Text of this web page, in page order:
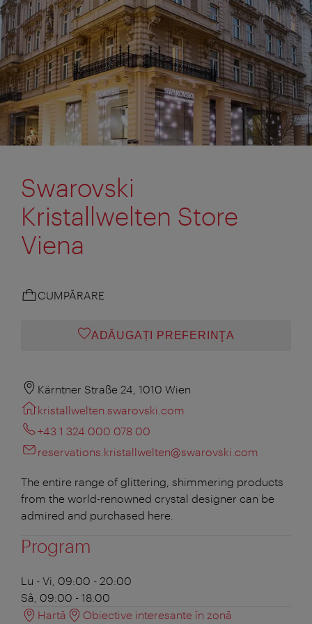
Swarovski
Kristallwelten Store
Viena
CUMPĂRARE
ADĂUGAȚI PREFERINŢA
Kärntner Straße 24, 1010 Wien
kristallwelten.swarovski.com
+43 1 324 000 078 00
reservations.kristallwelten@swarovski.com
The entire range of glittering, shimmering products
from the world-renowned crystal designer can be
admired and purchased here.
Program
Lu - Vi, 09:00 - 20:00
Sâ, 09:00 - 18:00
Hartă
Obiective interesante în zonă